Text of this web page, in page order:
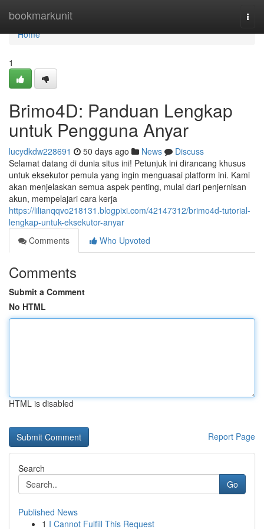
bookmarkunit
Home
Home
1
Brimo4D: Panduan Lengkap
untuk Pengguna Anyar
lucydkdw228691 50 days ago News
Discuss
Selamat datang di dunia situs ini! Petunjuk ini dirancang khusus
untuk eksekutor pemula yang ingin menguasai platform ini. Kami
akan menjelaskan semua aspek penting, mulai dari penjernisan
akun, mempelajari cara kerja
https://lilianqqvo218131.blogpixi.com/42147312/brimo4d-tutorial-
lengkap-untuk-eksekutor-anyar
Comments
Who Upvoted
Comments
Submit a Comment
No HTML
HTML is disabled
Report Page
Search
Go
Published News
1 I Cannot Fulfill This Request